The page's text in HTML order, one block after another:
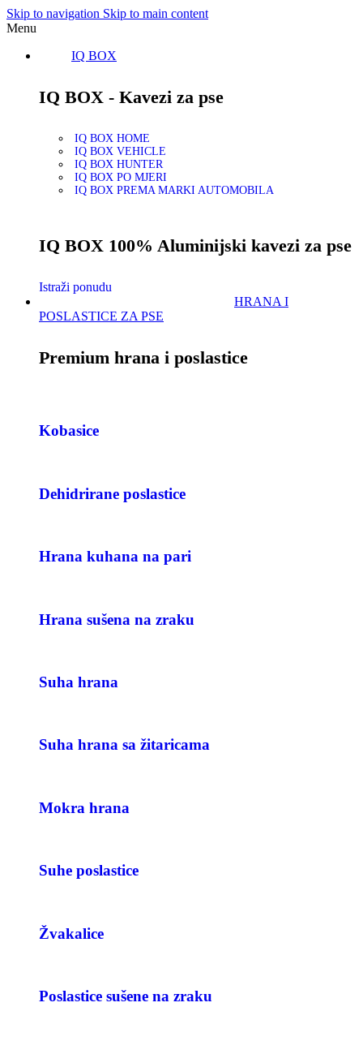
Skip to navigation Skip to main content
Menu
IQ BOX
IQ BOX - Kavezi za pse
IQ BOX HOME
IQ BOX VEHICLE
IQ BOX HUNTER
IQ BOX PO MJERI
IQ BOX PREMA MARKI AUTOMOBILA
IQ BOX 100% Aluminijski kavezi za pse
Istraži ponudu
HRANA I
POSLASTICE ZA PSE
Premium hrana i poslastice
Kobasice
Dehidrirane poslastice
Hrana kuhana na pari
Hrana sušena na zraku
Suha hrana
Suha hrana sa žitaricama
Mokra hrana
Suhe poslastice
Žvakalice
Poslastice sušene na zraku